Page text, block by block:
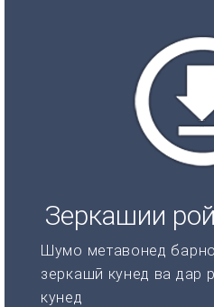
Зеркашии
Шумо метавонед
зеркашӣ кунед ва дар
кунед